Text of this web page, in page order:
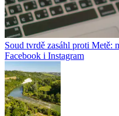
Soud tvrdě zasáhl proti Metě:
Facebook i Instagram